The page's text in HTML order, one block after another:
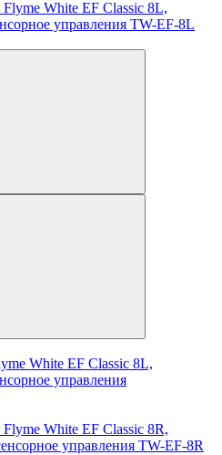
White EF Classic 8L,
управления